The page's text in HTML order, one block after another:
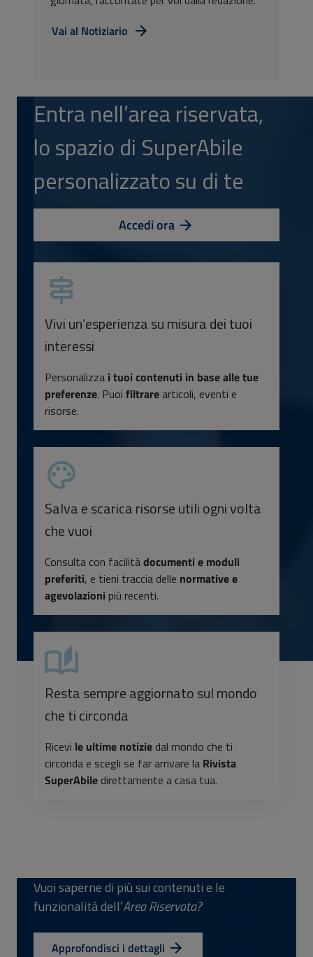
Vai al Notiziario
Entra nell’area riservata,
lo spazio di SuperAbile
personalizzato su di te
Accedi ora
Vivi un’esperienza su misura dei tuoi
interessi
Personalizza i tuoi contenuti in base alle tue
preferenze. Puoi filtrare articoli, eventi e
risorse.
Salva e scarica risorse utili ogni volta
che vuoi
Consulta con facilitàdocumenti e moduli
preferiti, e tieni traccia delle normative e
agevolazioni più recenti.
Resta sempre aggiornato sul mondo
che ti circonda
Ricevi le ultime notizie dal mondo che ti
circonda e scegli se far arrivare la Rivista
SuperAbile direttamente a casa tua.
Vuoi saperne di più sui contenuti e le
funzionalità dell’Area Riservata?
Approfondisci i dettagli